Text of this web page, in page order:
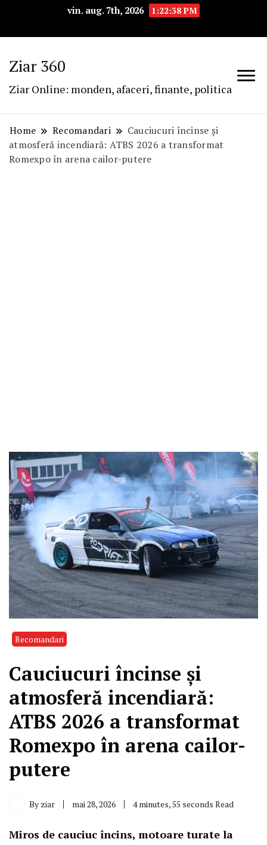
vin. aug. 7th, 2026 1:22:39 PM
Ziar 360
Ziar Online: monden, afaceri, finante, politica
Home Recomandari
Cauciucuri încinse și
atmosferă incendiară: ATBS 2026 a transformat
Romexpo în arena cailor-putere
Recomandari
Cauciucuri încinse și
atmosferă incendiară:
ATBS 2026 a transformat
Romexpo în arena cailor-
putere
By ziar mai 28, 2026 4 minutes, 55 seconds Read
Miros de cauciuc încins, motoare turate la